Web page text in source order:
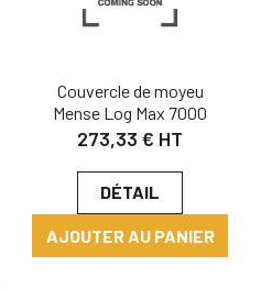
Couvercle de moyeu
Mense Log Max 7000
273,33 € HT
DÉTAIL
AJOUTER AU PANIER